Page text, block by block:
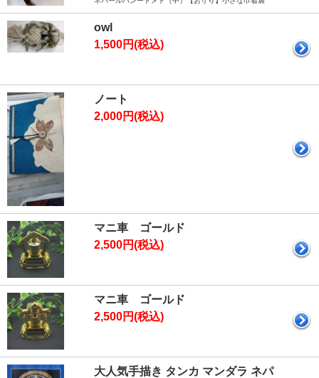
owl
1,500円(税込)
ノート
2,000円(税込)
マニ車 ゴールド
2,500円(税込)
マニ車 ゴールド
2,500円(税込)
大人気手描き タンカ マンダラ ネパ